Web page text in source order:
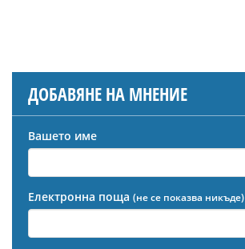
ДОБАВЯНЕ НА МНЕНИЕ
Вашето име
Електронна поща (не се показва никъде)